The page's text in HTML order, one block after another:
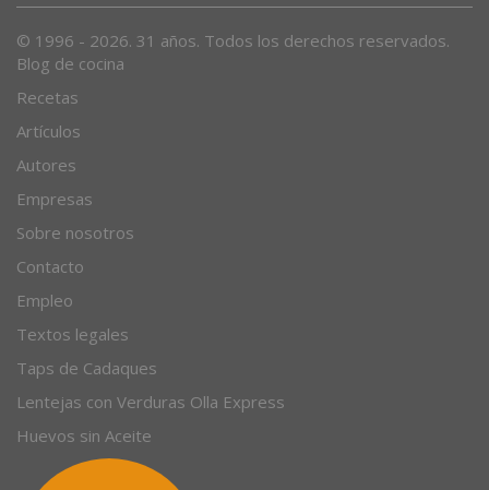
© 1996 - 2026. 31 años. Todos los derechos reservados.
Blog de cocina
Recetas
Artículos
Autores
Empresas
Sobre nosotros
Contacto
Empleo
Textos legales
Taps de Cadaques
Lentejas con Verduras Olla Express
Huevos sin Aceite